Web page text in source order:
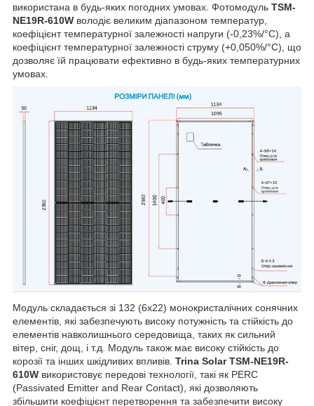
використана в будь-яких погодних умовах. Фотомодуль TSM-
NE19R-610W володіє великим діапазоном температур,
коефіцієнт температурної залежності напруги (-0,23%/°C), а
коефіцієнт температурної залежності струму (+0,050%/°C), що
дозволяє їй працювати ефективно в будь-яких температурних
умовах.
Модуль складається зі 132 (6х22) монокристалічних сонячних
елементів, які забезпечують високу потужність та стійкість до
елементів навколишнього середовища, таких як сильний
вітер, сніг, дощ, і т.д. Модуль також має високу стійкість до
корозії та інших шкідливих впливів. Trina Solar TSM-NE19R-
610W використовує передові технології, такі як PERC
(Passivated Emitter and Rear Contact), які дозволяють
збільшити коефіцієнт перетворення та забезпечити високу